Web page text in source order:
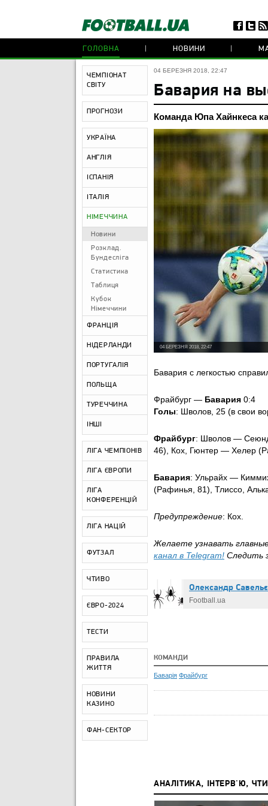
ГОЛОВНА НОВИНИ
ЧЕМПІОНАТ
СВІТУ
ПРОГНОЗИ
УКРАЇНА
АНГЛІЯ
ІСПАНІЯ
ІТАЛІЯ
НІМЕЧЧИНА
Новини
Розклад.
Бундесліга
Статистика
Таблиця
Кубок
Німеччини
ФРАНЦІЯ
НІДЕРЛАНДИ
ПОРТУГАЛІЯ
ПОЛЬЩА
ТУРЕЧЧИНА
ІНШІ
ЛІГА ЧЕМПІОНІВ
ЛІГА ЄВРОПИ
ЛІГА
КОНФЕРЕНЦІЙ
ЛІГА НАЦІЙ
ФУТЗАЛ
ЧТИВО
ЄВРО-2024
ТЕСТИ
ПРАВИЛА
ЖИТТЯ
НОВИНИ
КАЗИНО
ФАН-СЕКТОР
04 БЕРЕЗНЯ 2018, 22:47
Бавария на
Команда Юпа Хайнкеса
04 БЕРЕЗНЯ 2018, 22:47
Бавария с легкостью
Фрайбург — Бавария 0:4
Голы: Шволов, 25 (в свои
Фрайбург: Шволов —
46), Кох, Гюнтер — Хелер
Бавария: Ульрайх —
(Рафинья, 81), Тлиссо,
Предупреждение: Кох.
Желаете узнавать
канал в Telegram! Следить
Олександр
Football.ua
КОМАНДИ
Баварія Фрайбург
АНАЛІТИКА, ІНТЕРВ'Ю,